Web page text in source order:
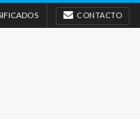
CONTACTO